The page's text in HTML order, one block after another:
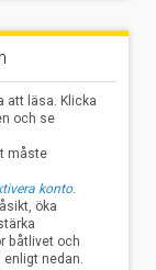
att läsa. Klicka
och se
måste
konto.
öka
båtlivet och
nedan.